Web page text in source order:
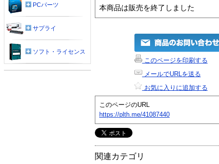
本商品は販売を終了しました
このページを印刷する
メールでURLを送る
お気に入りに追加する
このページのURL
https://plth.me/41087440
関連カテゴリ
PCパーツ
サプライ
ソフト・ライセンス